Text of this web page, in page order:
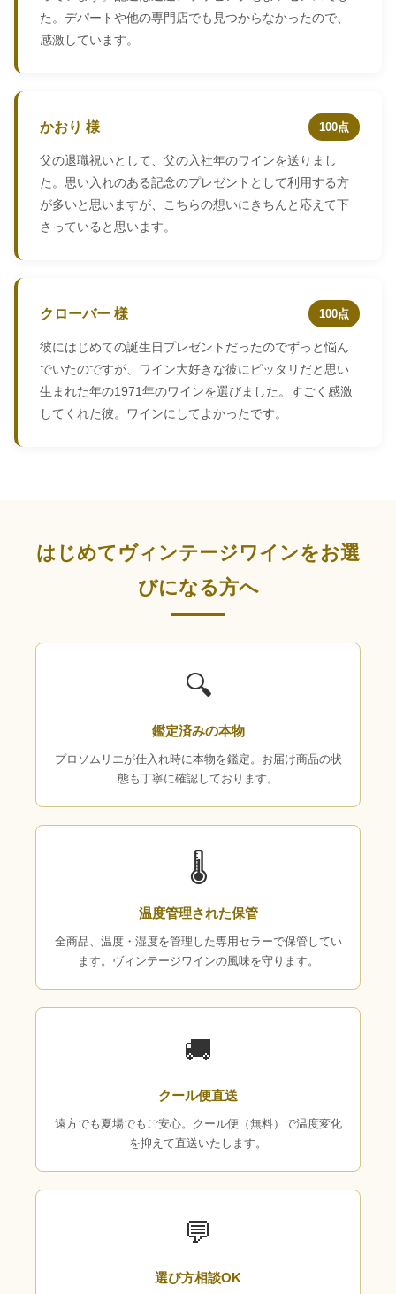
た。デパートや他の専門店でも見つからなかったので、
感激しています。
かおり 様 100点
父の退職祝いとして、父の入社年のワインを送りまし
た。思い入れのある記念のプレゼントとして利用する方
が多いと思いますが、こちらの想いにきちんと応えて下
さっていると思います。
クローバー 様 100点
彼にはじめての誕生日プレゼントだったのでずっと悩ん
でいたのですが、ワイン大好きな彼にピッタリだと思い
生まれた年の1971年のワインを選びました。すごく感激
してくれた彼。ワインにしてよかったです。
はじめてヴィンテージワインをお選
びになる方へ
🔍
鑑定済みの本物
プロソムリエが仕入れ時に本物を鑑定。お届け商品の状
態も丁寧に確認しております。
🌡
温度管理された保管
全商品、温度・湿度を管理した専用セラーで保管してい
ます。ヴィンテージワインの風味を守ります。
🚚
クール便直送
遠方でも夏場でもご安心。クール便（無料）で温度変化
を抑えて直送いたします。
💬
選び方相談OK